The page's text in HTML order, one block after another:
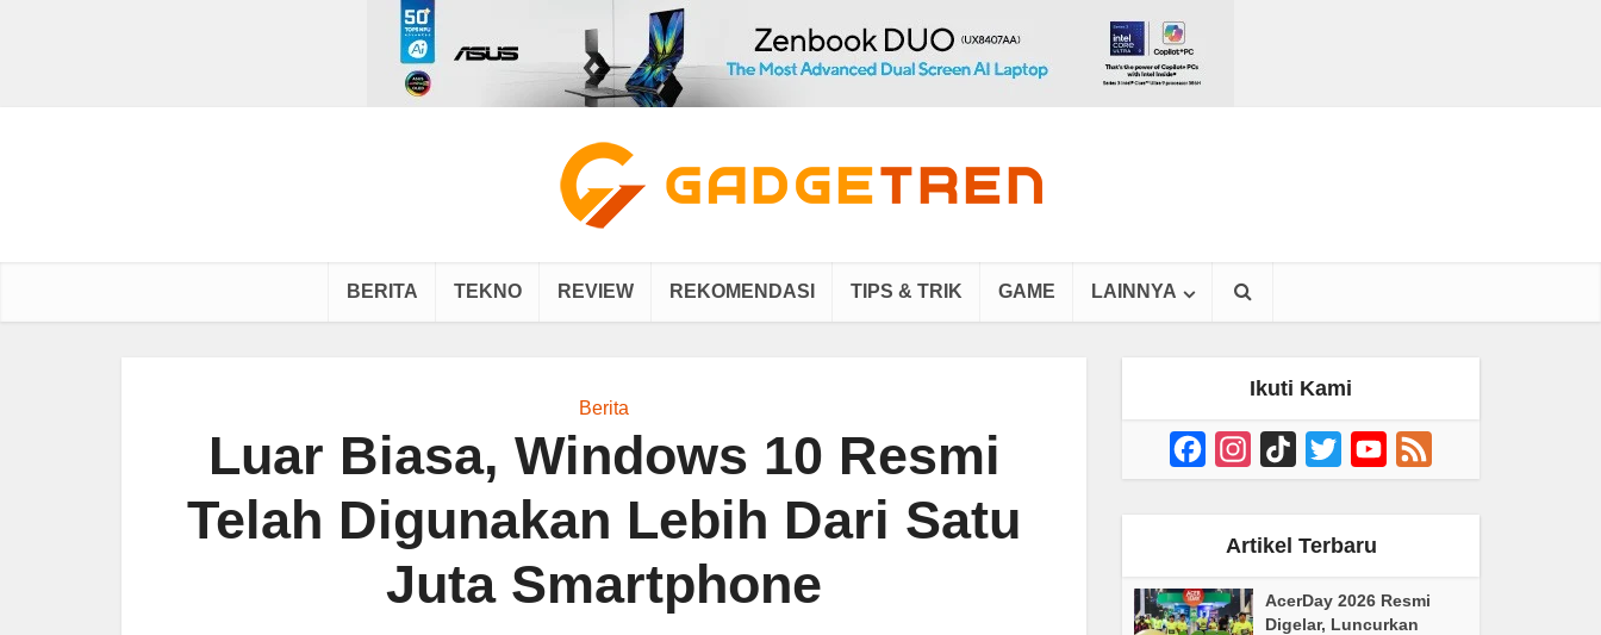
BERITA TEKNO REVIEW REKOMENDASI TIPS & TRIK GAME LAINNYA
Berita
Luar Biasa, Windows 10 Resmi
Telah Digunakan Lebih Dari Satu
Juta Smartphone
Ikuti Kami
FacebookInstagram
TikTok Twitter YouTube
Channel
Artikel Terbaru
AcerDay 2026 Resmi
Digelar, Luncurkan